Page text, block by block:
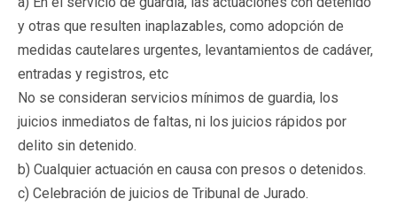
y otras que resulten inaplazables, como adopción de
medidas cautelares urgentes, levantamientos de cadáver,
entradas y registros, etc
No se consideran servicios mínimos de guardia, los
juicios inmediatos de faltas, ni los juicios rápidos por
delito sin detenido.
b) Cualquier actuación en causa con presos o detenidos.
c) Celebración de juicios de Tribunal de Jurado.